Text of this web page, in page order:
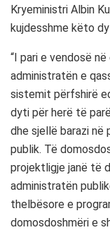
Kryeministri Albin
kujdesshme këto
“I pari e vendosë
administratën e
sistemit përfshirë
dyti për herë të
dhe sjellë barazi
publik. Të
projektligje janë të
administratën
thelbësore e
domosdoshmëri e